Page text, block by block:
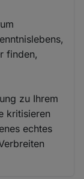
finden,
zu Ihrem
kritisieren
echtes